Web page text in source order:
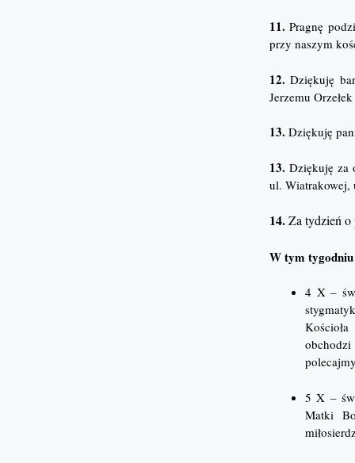
11. Pragnę
przy naszym
12. Dziękuję
Jerzemu
13. Dziękuję
13. Dziękuję za
ul. Wiatrakowej,
14.Za tydzień o
W tym
4 X –
5 X –
Matki